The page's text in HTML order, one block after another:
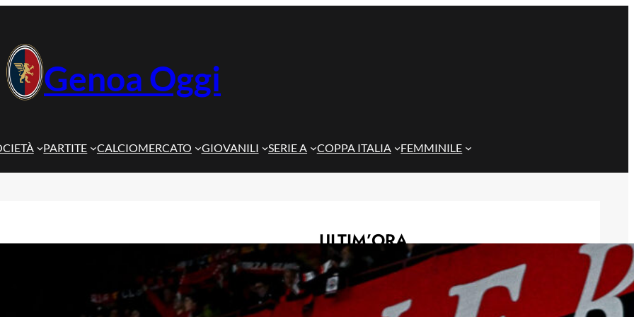
Genoa Oggi
PARTITE CALCIOMERCATO GIOVANILI SERIE A COPPA ITALIA FEMMINILE
ULTIM’ORA
De Rossi non cerca alibi: ‘Non
eravamo brillanti per scelta, ora
testa alla Coppa Italia’